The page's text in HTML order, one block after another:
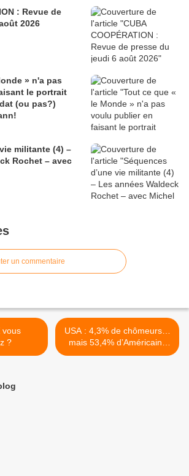
: Revue de
2026
» n'a pas
le portrait
(ou pas?)
militante (4) –
Rochet – avec
un commentaire
?
USA : 4,3% de chômeurs…
mais 53,4% d’Américains
précarisés ! >